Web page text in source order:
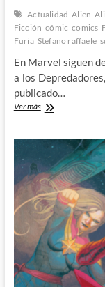
Actualidad Alien
Ficción cómic comics
Furia Stefano raffaele
En Marvel siguen
a los
publicado…
Ver másTieri
llevan
los
Aliens
y
al
Capitán
América
a
2GM